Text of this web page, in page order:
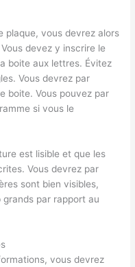
plaque, vous devrez alors
devez y inscrire le
boite aux lettres. Évitez
Vous devrez par
boite. Vous pouvez par
si vous le
est lisible et que les
Vous devrez par
sont bien visibles,
grands par rapport au
vous devrez